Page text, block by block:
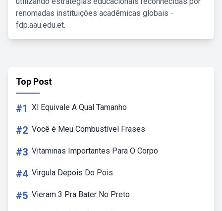
renomadas instituições acadêmicas globais -
fdp.aau.edu.et.
Top Post
#1 Xl Equivale A Qual Tamanho
#2 Você é Meu Combustível Frases
#3 Vitaminas Importantes Para O Corpo
#4 Virgula Depois Do Pois
#5 Vieram 3 Pra Bater No Preto